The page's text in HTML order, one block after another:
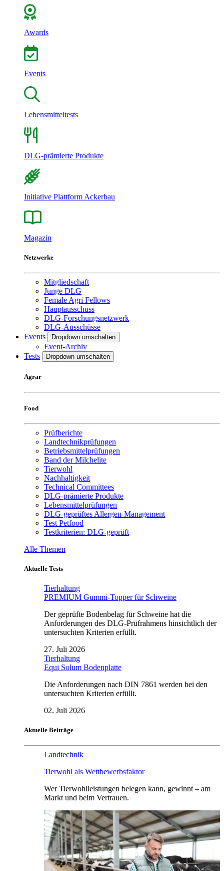
Awards
Events
Lebensmitteltests
DLG-prämierte Produkte
Initiative Plattform Ackerbau
Magazin
Netzwerke
Mitgliedschaft
Junge DLG
Female Agri Fellows
Hauptausschuss
DLG-Forschungsnetzwerk
DLG-Ausschüsse
Events
Dropdown umschalten
Event-Archiv
Tests
Dropdown umschalten
Agrar
Food
Prüfberichte
Landtechnikprüfungen
Betriebsmittelprüfungen
Band der Milchelite
Tierwohl
Nachhaltigkeit
Technical Committees
DLG-prämierte Produkte
Lebensmittelprüfungen
DLG-geprüftes Allergen-Management
Test Petfood
Testkriterien: DLG-geprüft
Alle Themen
Aktuelle Tests
Tierhaltung
PREMIUM Gummi-Topper für Schweine
Der geprüfte Bodenbelag für Schweine hat die
Anforderungen des DLG-Prüfrahmens hinsichtlich der
untersuchten Kriterien erfüllt.
27. Juli 2026
Tierhaltung
Equi Solum Bodenplatte
Die Anforderungen nach DIN 7861 werden bei den
untersuchten Kriterien erfüllt.
02. Juli 2026
Aktuelle Beiträge
Landtechnik
Tierwohl als Wettbewerbsfaktor
Wer Tierwohlleistungen belegen kann, gewinnt – am
Markt und beim Vertrauen.